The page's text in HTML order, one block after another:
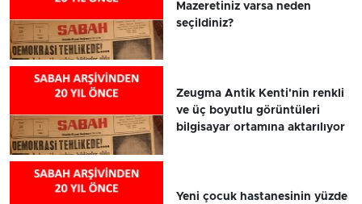
Mazeretiniz varsa neden
seçildiniz?
Zeugma Antik Kenti'nin renkli
ve üç boyutlu görüntüleri
bilgisayar ortamına aktarılıyor
Yeni çocuk hastanesinin yüzde